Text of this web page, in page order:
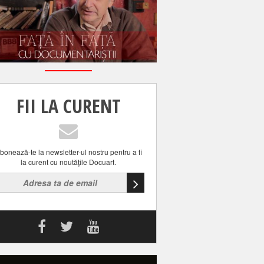
FII LA CURENT
te la newsletter-ul nostru pentru a fi
la curent cu noutăţile Docuart.